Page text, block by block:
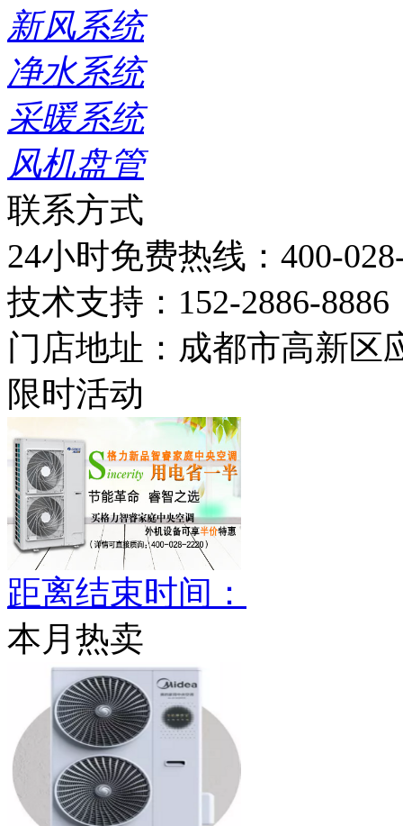
新风系统
净水系统
采暖系统
风机盘管
联系方式
24小时免费热线： 400-
技术支持： 152-2886-8886
门店地址： 成都市高新区
限时活动
距离结束时间：
本月热卖